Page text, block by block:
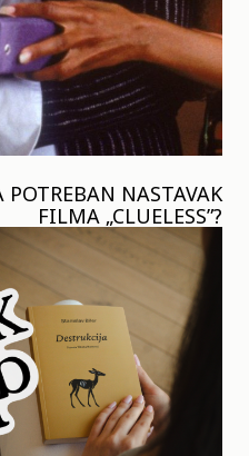
NASTAVAK
FILMA „CLUELESS”?